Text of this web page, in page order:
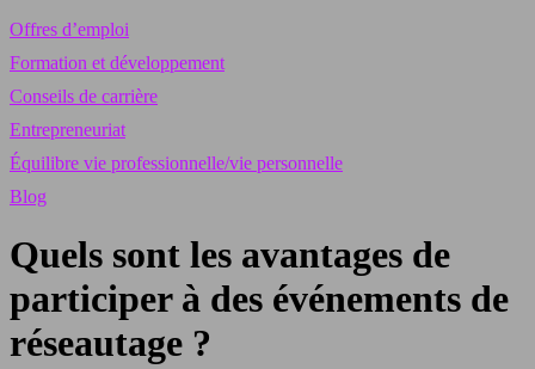
Offres d’emploi
Formation et développement
Conseils de carrière
Entrepreneuriat
Équilibre vie professionnelle/vie personnelle
Blog
Quels sont les avantages de
participer à des événements de
réseautage ?